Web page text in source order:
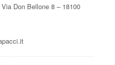
Don Bellone 8 – 18100